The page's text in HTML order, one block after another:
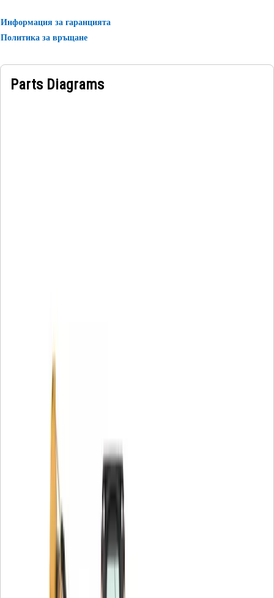
Информация за гаранцията
Политика за връщане
Parts Diagrams